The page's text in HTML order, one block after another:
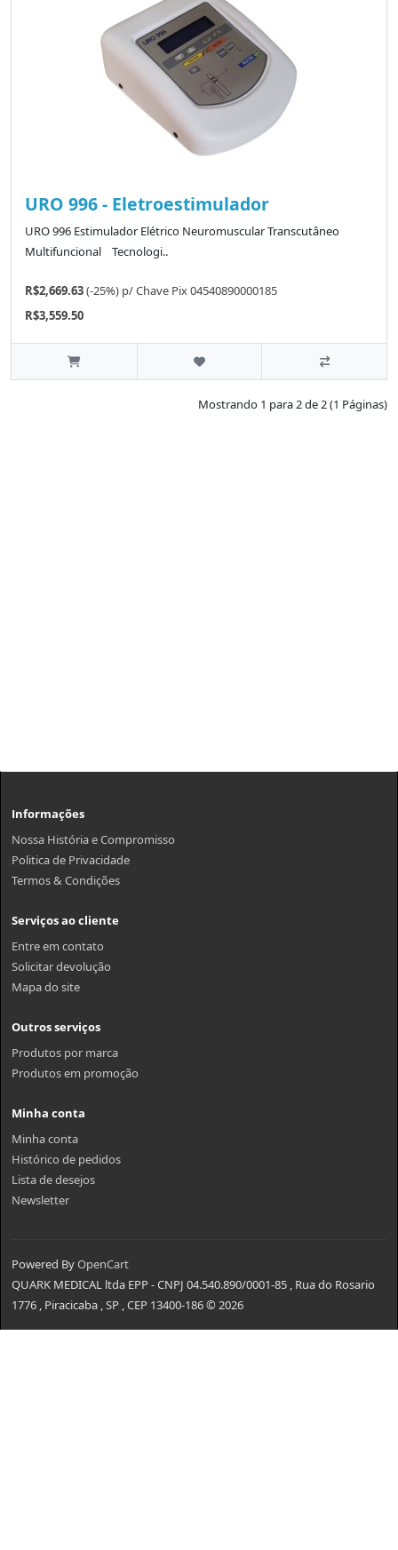
URO 996 - Eletroestimulador
URO 996 Estimulador Elétrico Neuromuscular Transcutâneo
Multifuncional Tecnologi..
R$2,669.63(-25%) p/Chave Pix 04540890000185
R$3,559.50
Mostrando 1 para 2 de 2 (1 Páginas)
Informações
Nossa História e Compromisso
Politica de Privacidade
Termos & Condições
Serviços ao cliente
Entre em contato
Solicitar devolução
Mapa do site
Outros serviços
Produtos por marca
Produtos em promoção
Minha conta
Minha conta
Histórico de pedidos
Lista de desejos
Newsletter
Powered ByOpenCart
QUARK MEDICAL ltda EPP - CNPJ 04.540.890/0001-85 , Rua do Rosario
1776 , Piracicaba , SP , CEP 13400-186 © 2026